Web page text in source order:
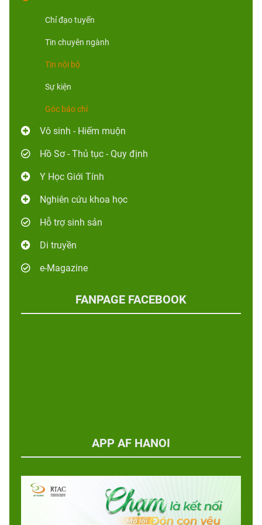
Chỉ đạo tuyến
Tin chuyên ngành
Tin nội bộ
Sự kiện
Góc báo chí
Vô sinh - Hiếm muộn
Hồ Sơ - Thủ tục - Quy định
Y Học Giới Tính
Nghiên cứu khoa học
Hỗ trợ sinh sản
Di truyền
e-Magazine
FANPAGE FACEBOOK
APP AF HANOI